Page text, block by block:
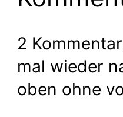
2
mal wieder
oben ohne